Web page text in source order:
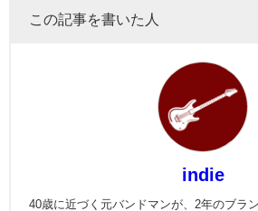
この記事を書いた人
indie
40歳に近づく元バンドマンが、2年のブラ